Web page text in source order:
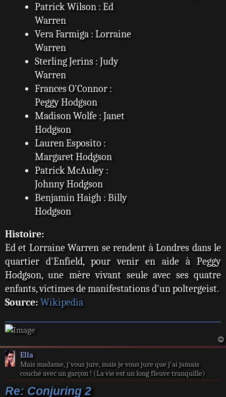
Patrick Wilson : Ed
Warren
Vera Farmiga : Lorraine
Warren
Sterling Jerins : Judy
Warren
Frances O'Connor :
Peggy Hodgson
Madison Wolfe : Janet
Hodgson
Lauren Esposito :
Margaret Hodgson
Patrick McAuley :
Johnny Hodgson
Benjamin Haigh : Billy
Hodgson
Histoire:
Ed et Lorraine Warren se rendent à Londres dans le
quartier d'Enfield, pour venir en aide à Peggy
Hodgson, une mère vivant seule avec ses quatre
enfants, victimes de manifestations d'un poltergeist.
Source: Wikipedia
Ella
Mais madame, j'vous jure, mais je vous jure que j'ai jamais
couché avec un garçon ! (La vie est un long fleuve tranquille)
Re: Conjuring 2